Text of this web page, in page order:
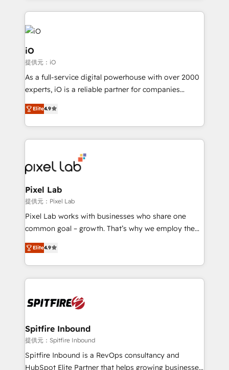
250+ HubSpot experts across Europe – ready to
build a CRM architecture optimized to support your
business goals. Talk to us if you’re looking to: -
Connect marketing, sales and operations around one
reliable source of truth - Unlock the full value of your
CRM and marketing data, not just implement a
system - Accelerate impact with a partner who
iO
提供元：iO
As a full-service digital powerhouse with over 2000
experts, iO is a reliable partner for companies
looking to strengthen their position in the fields of
marketing, technology, content, strategy and
creation. iO combines in-depth knowledge on both
the marketing and technology end of HubSpot,
from end-to-end. Teams of marketing specialists,
developers, copywriters and designers work side by
side to meet the specific demands of every client
and project. Dedicated HubSpot teams combine all
skills for HubSpot projects from strategy to
implementation and training. Skilled in-house
complex API integrations with external platforms.
Working from several campuses across Belgium, The
such as Brussels Airport, Volvo, Farmaline, Agilitas,
Streamz and Michelin.
Elite4.9
Pixel Lab
提供元：Pixel Lab
Pixel Lab works with businesses who share one
common goal – growth. That’s why we employ the
latest innovations in disruptive technology in our
approach to web design, sales enablement and
inbound marketing that deliver month-on-month
growth for our client's businesses. These methods
exactly where your marketing budget is being used
and overall revenue to a level not feasible with
traditional methods. If you’re a frustrated marketing
manager or business owner sick of wasting budget
with generic agencies and their outdated methods,
Elite4.9
Spitfire Inbound
提供元：Spitfire Inbound
Spitfire Inbound is a RevOps consultancy and
HubSpot Elite Partner that helps growing businesses